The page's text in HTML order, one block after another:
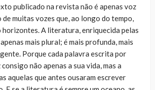
publicado na revista não é apenas voz
de muitas vozes que, ao longo do tempo,
A literatura, enriquecida pelas
mais plural; é mais profunda, mais
Porque cada palavra escrita por
não apenas a sua vida, mas a
aquelas que antes ousaram escrever